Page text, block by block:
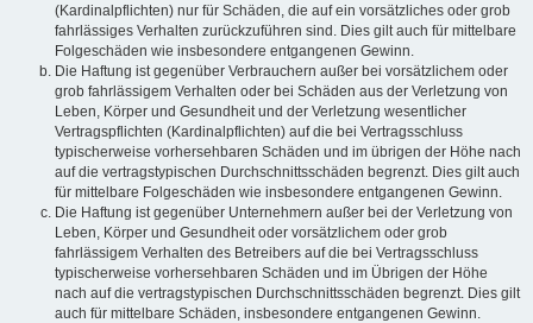
(Kardinalpflichten) nur für Schäden, die auf ein vorsätzliches oder grob
fahrlässiges Verhalten zurückzuführen sind. Dies gilt auch für mittelbare
Folgeschäden wie insbesondere entgangenen Gewinn.
Die Haftung ist gegenüber Verbrauchern außer bei vorsätzlichem oder
grob fahrlässigem Verhalten oder bei Schäden aus der Verletzung von
Leben, Körper und Gesundheit und der Verletzung wesentlicher
Vertragspflichten (Kardinalpflichten) auf die bei Vertragsschluss
typischerweise vorhersehbaren Schäden und im übrigen der Höhe nach
auf die vertragstypischen Durchschnittsschäden begrenzt. Dies gilt auch
für mittelbare Folgeschäden wie insbesondere entgangenen Gewinn.
Die Haftung ist gegenüber Unternehmern außer bei der Verletzung von
Leben, Körper und Gesundheit oder vorsätzlichem oder grob
fahrlässigem Verhalten des Betreibers auf die bei Vertragsschluss
typischerweise vorhersehbaren Schäden und im Übrigen der Höhe
nach auf die vertragstypischen Durchschnittsschäden begrenzt. Dies gilt
auch für mittelbare Schäden, insbesondere entgangenen Gewinn.